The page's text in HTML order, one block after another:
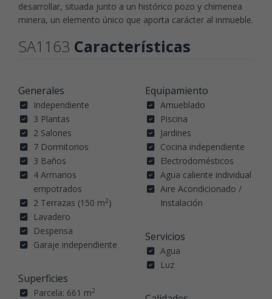
desarrollar, situada junto a un histórico pozo y chimenea
minera, un elemento único que aporta carácter al inmueble.
SA1163 Características
Generales
Independiente
3 Plantas
2 Salones
7 Dormitorios
3 Baños
4 Armarios
empotrados
2 Terrazas (150 m2)
Lavadero
Despensa
Garaje independiente
Superficies
Parcela: 661 m2
Equipamiento
Amueblado
Piscina
Jardines
Cocina independiente
Electrodomésticos
Agua caliente individual
Aire Acondicionado /
Instalación
Servicios
Agua
Luz